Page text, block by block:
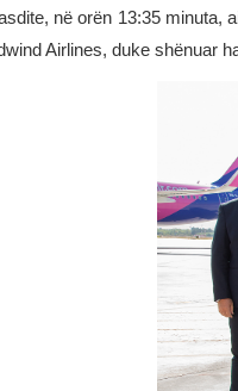
në orën 13:35 minuta,
Airlines, duke shënuar